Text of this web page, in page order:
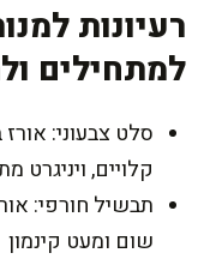
רעיונות
למתחילים
סלט צבעוני:
קלויים, ויניגרט
תבשיל חורפי:
שום ומעט קינמון